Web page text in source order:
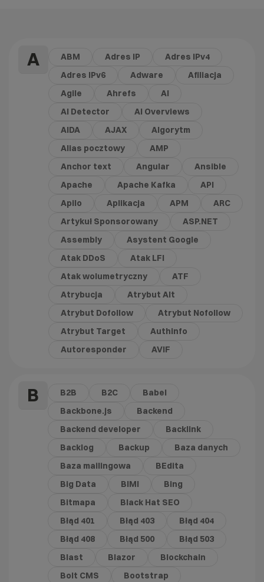
A ABM Adres IP
Adres IPv4
Adres IPv6
Adware
Afiliacja
Agile
Ahrefs
AI
AI Detector
AI Overviews
AIDA
AJAX
Algorytm
Alias pocztowy
AMP
Anchor text
Angular
Ansible
Apache
Apache Kafka
API
Apilo
Aplikacja APM
ARC
Artykuł Sponsorowany
ASP.NET
Assembly
Asystent Google
Atak DDoS
Atak LFI
Atak wolumetryczny
ATF
Atrybucja
Atrybut Alt
Atrybut Dofollow
Atrybut Nofollow
Atrybut Target
Authinfo
Autoresponder
AVIF
B B2B B2C
Babel
Backbone.js
Backend
Backend developer
Backlink
Backlog
Backup
Baza danych
Baza mailingowa
BEdita
Big Data
BIMI
Bing
Bitmapa
Black Hat SEO
Błąd 401
Błąd 403
Błąd 404
Błąd 408
Błąd 500
Błąd 503
Blast
Blazor
Blockchain
Bolt CMS
Bootstrap